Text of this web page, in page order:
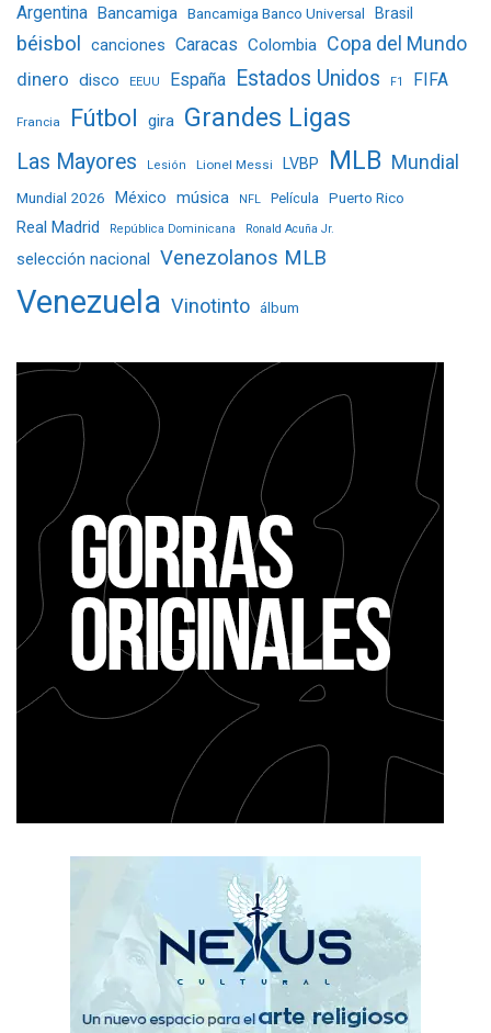
Argentina Bancamiga Bancamiga Banco Universal Brasil
béisbol canciones Caracas Colombia Copa del Mundo
dinero disco EEUU España Estados Unidos F1 FIFA
Francia Fútbol gira Grandes Ligas
Las Mayores Lesión Lionel Messi LVBP MLB Mundial
Mundial 2026 México música NFL Película Puerto Rico
Real Madrid República Dominicana Ronald Acuña Jr.
selección nacional Venezolanos MLB
Venezuela Vinotinto álbum